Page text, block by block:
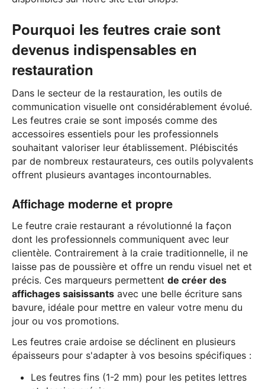
Pourquoi les feutres craie sont
devenus indispensables en
restauration
Dans le secteur de la restauration, les outils de
communication visuelle ont considérablement évolué.
Les feutres craie se sont imposés comme des
accessoires essentiels pour les professionnels
souhaitant valoriser leur établissement. Plébiscités
par de nombreux restaurateurs, ces outils polyvalents
offrent plusieurs avantages incontournables.
Affichage moderne et propre
Le feutre craie restaurant a révolutionné la façon
dont les professionnels communiquent avec leur
clientèle. Contrairement à la craie traditionnelle, il ne
laisse pas de poussière et offre un rendu visuel net et
précis. Ces marqueurs permettent de créer des
affichages saisissants avec une belle écriture sans
bavure, idéale pour mettre en valeur votre menu du
jour ou vos promotions.
Les feutres craie ardoise se déclinent en plusieurs
épaisseurs pour s'adapter à vos besoins spécifiques :
Les feutres fins (1-2 mm) pour les petites lettres